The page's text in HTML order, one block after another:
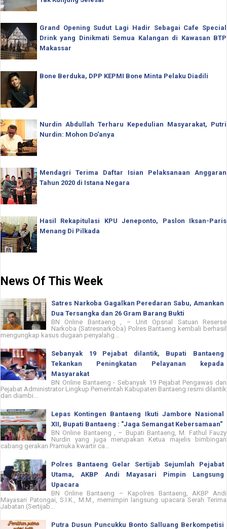
Grand Opening Sudut Lagi Hadir Sebagai Cafe Special
Drink yang Dinikmati Semua Kalangan di Kawasan BTP
Makassar
Bone Berduka, DPP KEPMI Bone Minta Pelaku Diadili
Nurdin Abdullah Terharu Kepedulian Masyarakat, Putri
Nurdin: Mohon Do'anya
Mendagri Terima Daftar Isian Pelaksanaan Anggaran
Tahun 2020 di Istana Negara
Hasil Rekapitulasi KPU Jeneponto, Paslon Iksan-Paris
Menang Di Pilkada
News Of This Week
Satres Narkoba Gagalkan Peredaran Sabu, Amankan
Dua Tersangka dan 26 Gram Barang Bukti
BN Online Bantaeng , – Unit Opsnal Satuan Reserse
Narkoba (Satresnarkoba) Polres Bantaeng kembali berhasil
mengungkap kasus dugaan penyalahg...
Sebanyak 19 Pejabat dilantik, Bupati Bantaeng
Tekankan Peningkatan Pelayanan kepada
Masyarakat
BN Online Bantaeng - Sebanyak 19 Pejabat Pengawas dan
Pejabat Administrator Lingkup Pemerintah Kabupaten Bantaeng resmi dilantik
dan diambi...
Lepas Kontingen Bantaeng Ikuti Jambore Nasional
XII, Bupati Bantaeng : "Jaga Semangat Kebersamaan"
BN Online Bantaeng , – Bupati Bantaeng, M. Fathul Fauzy
Nurdin yang juga merupakan Ketua majelis bimbingan
cabang gerakan Pramuka kwartir ca...
Polres Bantaeng Gelar Sertijab Sejumlah Pejabat
Utama, AKBP Andi Mayasari Pimpin Langsung
Upacara
BN Online Bantaeng – Kapolres Bantaeng, AKBP Andi
Mayasari Patongai, S.I.K., M.M., memimpin langsung upacara Serah Terima
Jabatan (Sertijab...
Putra Dusun Puncukku Bonto Salluang Berkompetisi